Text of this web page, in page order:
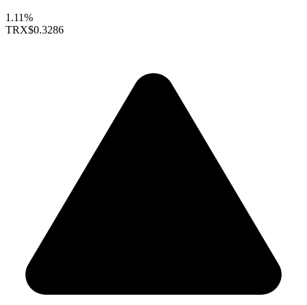
1.11%
TRX$0.3286